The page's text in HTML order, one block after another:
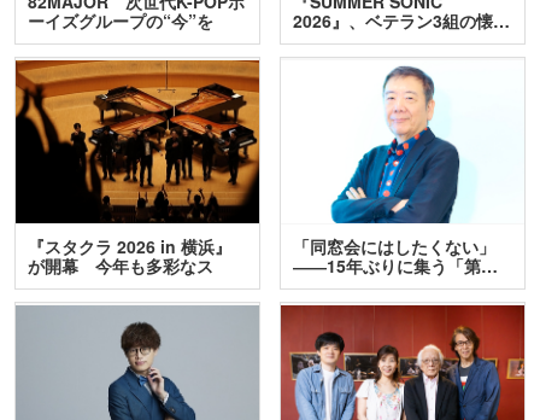
ーイズグループの“今”を
訊…
2026』、ベテラン3組の懐…
『スタクラ 2026 in 横浜』
が開幕 今年も多彩なス
テ…
「同窓会にはしたくない」
――15年ぶりに集う「第…